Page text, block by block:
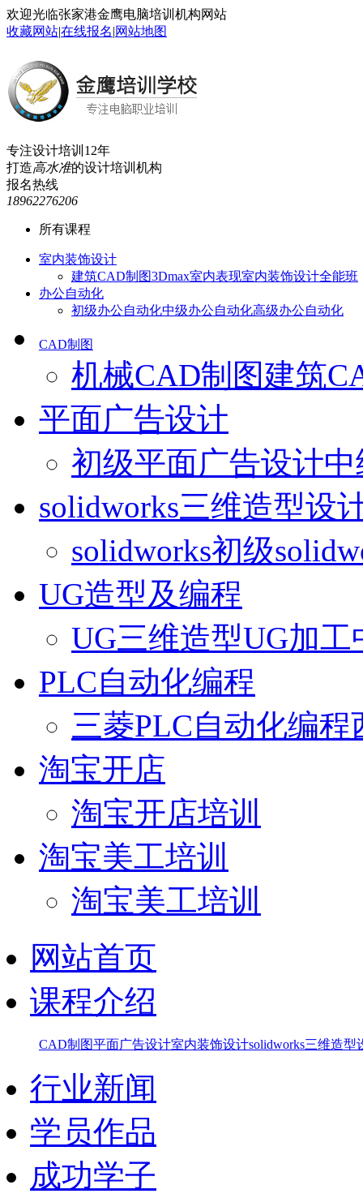
欢迎光临张家港金鹰电脑培训机构网站
收藏网站|在线报名|网站地图
专注设计培训12年
打造高水准的设计培训机构
报名热线
18962276206
所有课程
室内装饰设计
建筑CAD制图3Dmax室内表现室内装饰设计全能班
办公自动化
初级办公自动化中级办公自动化高级办公自动化
CAD制图
机械CAD制图建筑
平面广告设计
初级平面广告设计
solidworks三维造型设
solidworks初级
UG造型及编程
UG三维造型UG加工
PLC自动化编程
三菱PLC自动化编程
淘宝开店
淘宝开店培训
淘宝美工培训
淘宝美工培训
网站首页
课程介绍
CAD制图平面广告设计室内装饰设计solidworks三维造型
行业新闻
学员作品
成功学子